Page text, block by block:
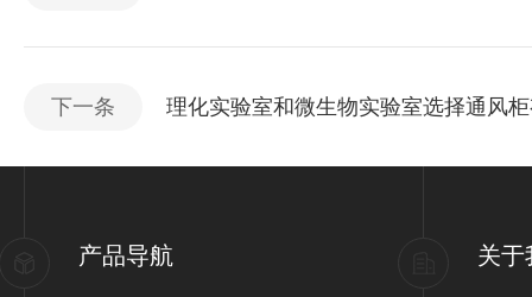
下一条 理化实验室和微生物实验室选择通风
产品导航 关于